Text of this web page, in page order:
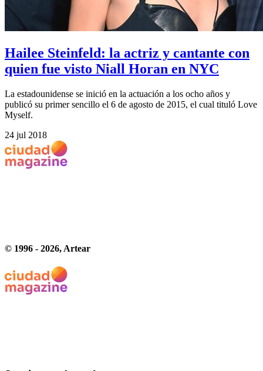
Hailee Steinfeld: la actriz y cantante con
quien fue visto Niall Horan en NYC
La estadounidense se inició en la actuación a los ocho años y
publicó su primer sencillo el 6 de agosto de 2015, el cual tituló Love
Myself.
24 jul 2018
© 1996 - 2026, Artear